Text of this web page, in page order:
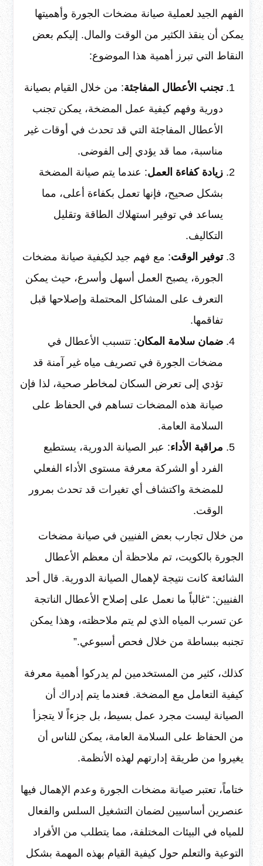
الفهم الجيد لعملية صيانة مضخات الجورة وأهميتها
يمكن أن ينقذ الكثير من الوقت والمال. إليكم بعض
النقاط التي تبرز أهمية هذا الموضوع:
تجنب الأعطال المفاجئة: من خلال القيام بصيانة
دورية وفهم كيفية عمل المضخة، يمكن تجنب
الأعطال المفاجئة التي قد تحدث في أوقات غير
مناسبة، مما قد يؤدي إلى الفوضى.
زيادة كفاءة العمل: عندما يتم صيانة المضخة
بشكل صحيح، فإنها تعمل بكفاءة أعلى، مما
يساعد في توفير استهلاك الطاقة وتقليل
التكاليف.
توفير الوقت: مع فهم جيد لكيفية صيانة مضخات
الجورة، يصبح العمل أسهل وأسرع، حيث يمكن
التعرف على المشاكل المحتملة وإصلاحها قبل
تفاقمها.
ضمان سلامة المكان: تتسبب الأعطال في
مضخات الجورة في تصريف مياه غير آمنة قد
تؤدي إلى تعرض السكان لمخاطر صحية، لذا فإن
صيانة هذه المضخات تساهم في الحفاظ على
السلامة العامة.
مراقبة الأداء: عبر الصيانة الدورية، يستطيع
الفرد أو الشركة معرفة مستوى الأداء الفعلي
للمضخة واكتشاف أي تغيرات قد تحدث بمرور
الوقت.
من خلال تجارب بعض الفنيين في صيانة مضخات
الجورة بالكويت، تم ملاحظة أن معظم الأعطال
الشائعة كانت نتيجة لإهمال الصيانة الدورية. قال أحد
الفنيين: “غالباً ما نعمل على إصلاح الأعطال الناتجة
عن تسرب المياه الذي لم يتم ملاحظته، وهذا يمكن
تجنبه ببساطة من خلال فحص أسبوعي.”
كذلك، كثير من المستخدمين لم يدركوا أهمية معرفة
كيفية التعامل مع المضخة. فعندما يتم إدراك أن
الصيانة ليست مجرد عمل بسيط، بل جزءاً لا يتجزأ
من الحفاظ على السلامة العامة، يمكن للناس أن
يغيروا من طريقة إدارتهم لهذه الأنظمة.
ختاماً، تعتبر صيانة مضخات الجورة وعدم الإهمال فيها
عنصرين أساسيين لضمان التشغيل السلس والفعال
للمياه في البيئات المختلفة، مما يتطلب من الأفراد
التوعية والتعلم حول كيفية القيام بهذه المهمة بشكل